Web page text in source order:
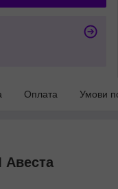
Оплата Умови
Авеста